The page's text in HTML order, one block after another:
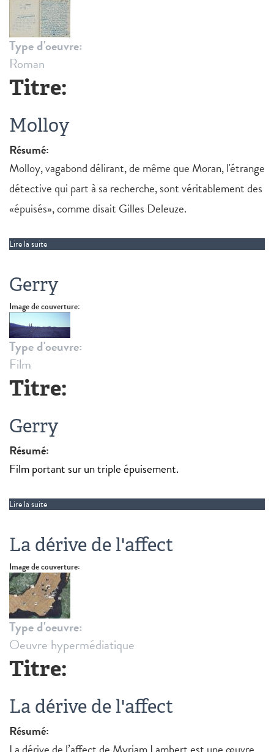
Type d'oeuvre:
Roman
Titre:
Molloy
Résumé:
Molloy, vagabond délirant, de même que Moran, l'étrange
détective qui part à sa recherche, sont véritablement des
«épuisés», comme disait Gilles Deleuze.
Lire la suite
Gerry
Image de couverture:
Type d'oeuvre:
Film
Titre:
Gerry
Résumé:
Film portant sur un triple épuisement.
Lire la suite
La dérive de l'affect
Image de couverture:
Type d'oeuvre:
Oeuvre hypermédiatique
Titre:
La dérive de l'affect
Résumé: